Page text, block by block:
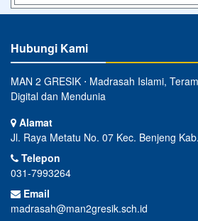
Hubungi Kami
MAN 2 GRESIK ⋅ Madrasah Islami,
Digital dan Mendunia
Alamat
Jl. Raya Metatu No. 07 Kec. Benjeng
Telepon
031-7993264
Email
madrasah@man2gresik.sch.id